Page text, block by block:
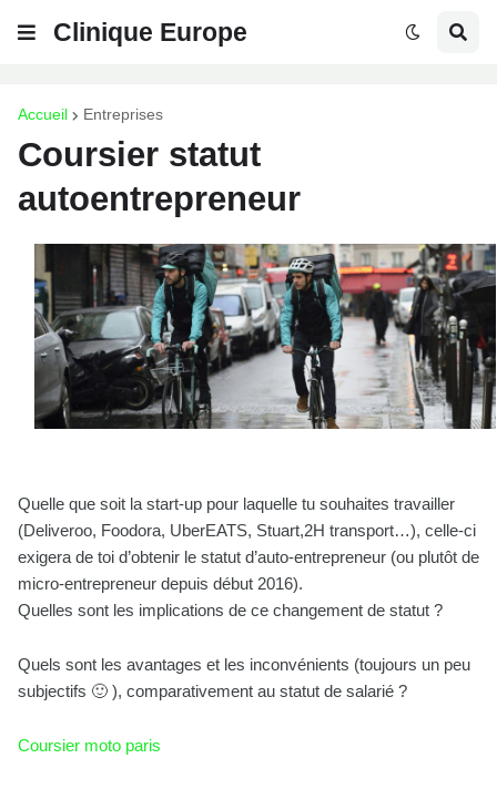
Clinique Europe
Accueil Entreprises
Coursier statut
autoentrepreneur
Quelle que soit la start-up pour laquelle tu souhaites travailler
(Deliveroo, Foodora, UberEATS, Stuart,2H transport…), celle-ci
exigera de toi d’obtenir le statut d’auto-entrepreneur (ou plutôt de
micro-entrepreneur depuis début 2016).
Quelles sont les implications de ce changement de statut ?
Quels sont les avantages et les inconvénients (toujours un peu
subjectifs 🙂 ), comparativement au statut de salarié ?
Coursier moto paris